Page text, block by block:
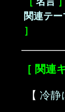
関連テ
］
［ 関連
【 冷静